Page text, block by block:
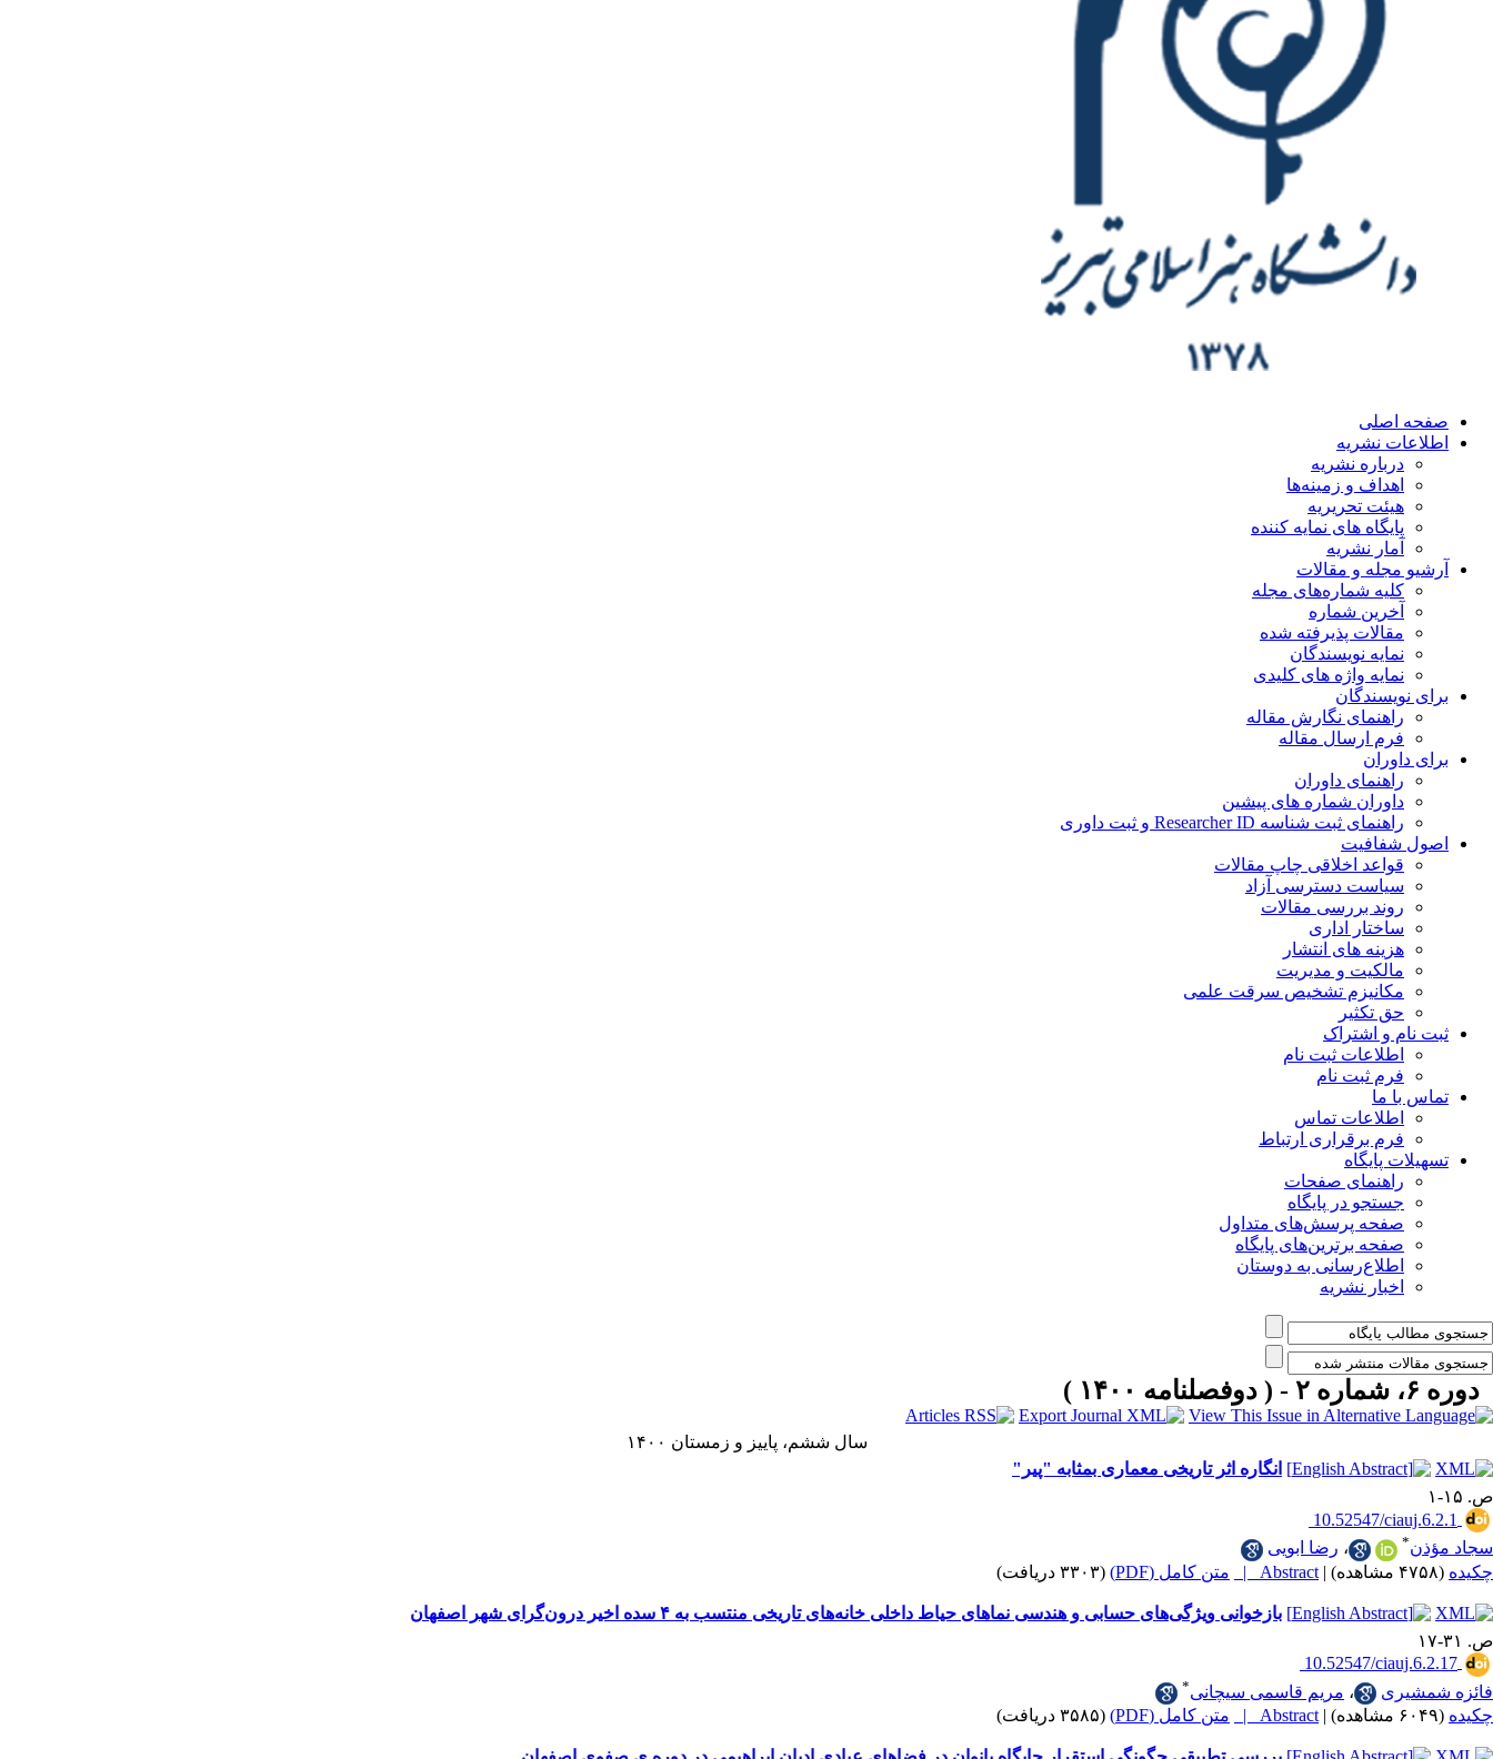
صفحه اصلی
اطلاعات نشریه
درباره نشریه
اهداف و زمینه‌ها
هیئت تحریریه
پایگاه های نمایه کننده
آمار نشریه
آرشیو مجله و مقالات
کلیه شماره‌های مجله
آخرین شماره
مقالات پذیرفته شده
نمایه نویسندگان
نمایه واژه های کلیدی
برای نویسندگان
راهنمای نگارش مقاله
فرم ارسال مقاله
برای داوران
راهنمای داوران
داوران شماره های پیشین
راهنمای ثبت شناسه Researcher ID و ثبت داوری
اصول شفافیت
قواعد اخلاقی چاپ مقالات
سیاست دسترسی آزاد
روند بررسی مقالات
ساختار اداری
هزینه های انتشار
مالکیت و مدیریت
مکانیزم تشخیص سرقت علمی
حق تکثیر
ثبت نام و اشتراک
اطلاعات ثبت نام
فرم ثبت نام
تماس با ما
اطلاعات تماس
فرم برقراری ارتباط
تسهیلات پایگاه
راهنمای صفحات
جستجو در پایگاه
صفحه پرسش‌های متداول
صفحه برترین‌های پایگاه
اطلاع‌رسانی به دوستان
اخبار نشریه
دوره ۶، شماره ۲ - ( دوفصلنامه ۱۴۰۰ )
سال ششم، پاییز و زمستان ۱۴۰۰
انگاره اثر تاریخی معماری بمثابه "پیر"
ص. ۱۵-۱
‎ 10.52547/ciauj.6.2.1
سجاد مؤذن* ، رضا ابویی
چکیده (۴۷۵۸ مشاهده) |
Abstract | متن کامل (PDF) (۳۳۰۳ دریافت)
بازخوانی ویژگی‌های حسابی و هندسی نماهای حیاط داخلی خانه‌های تاریخی منتسب به ۴ سده اخیر درون‌گرای شهر اصفهان
ص. ۳۱-۱۷
‎ 10.52547/ciauj.6.2.17
فائزه شمشیری
، مریم قاسمی سیچانی*
چکیده (۶۰۴۹ مشاهده) |
Abstract | متن کامل (PDF) (۳۵۸۵ دریافت)